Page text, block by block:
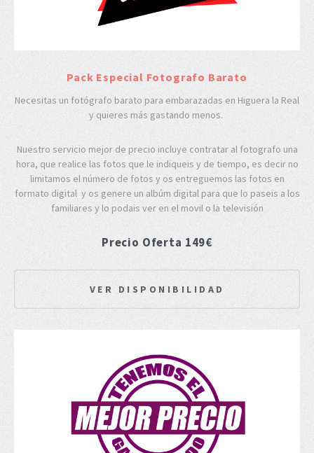
Pack Especial Fotografo Barato
Necesitas un fotógrafo barato para embarazadas en Higuera la Real
y quieres más gastando menos.
Nuestro servicio mejor de precio incluye contratar al fotografo una
hora, que realice las fotos que le indiqueis y de tiempo, es decir no
limitamos el número de fotos y os entreguemos las fotos en
formato digital y os genere un albúm digital para que lo paseis a los
familiares y lo podais ver en el movil o la televisión
Precio Oferta 149€
VER DISPONIBILIDAD